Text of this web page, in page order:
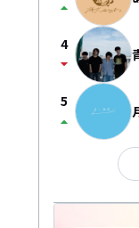
arrow_drop_up
4
arrow_drop_down
5
arrow_drop_up